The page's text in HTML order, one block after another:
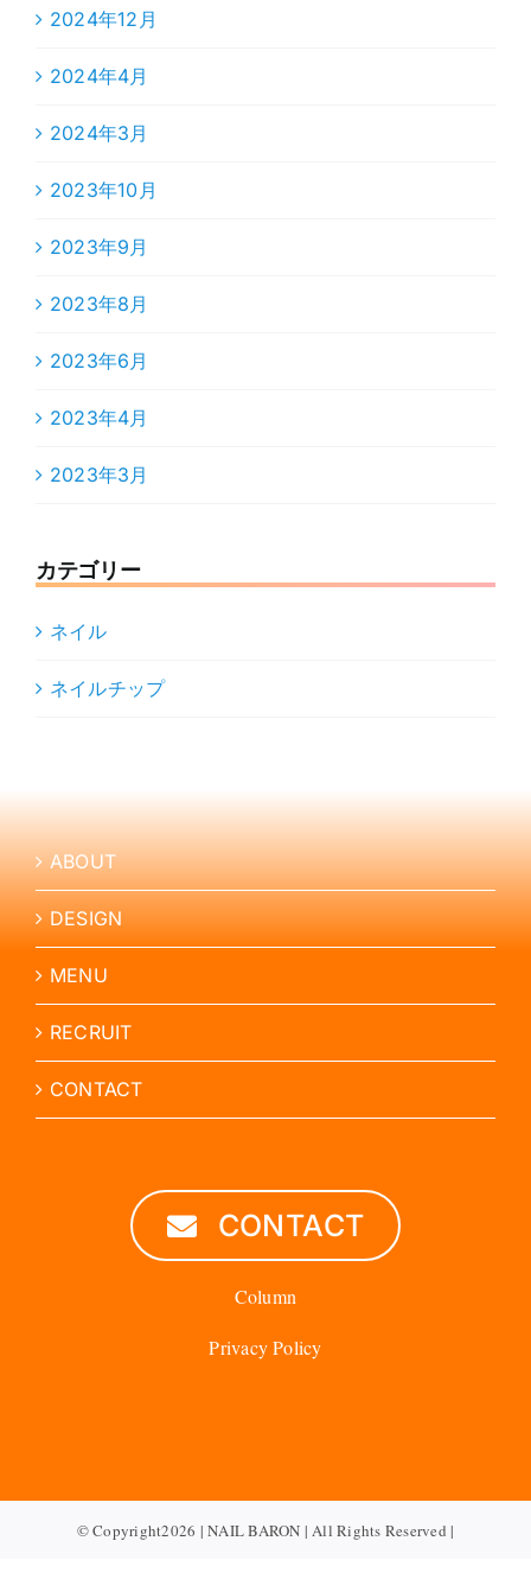
2024年12月
2024年4月
2024年3月
2023年10月
2023年9月
2023年8月
2023年6月
2023年4月
2023年3月
カテゴリー
ネイル
ネイルチップ
ABOUT
DESIGN
MENU
RECRUIT
CONTACT
CONTACT
Column
Privacy Policy
© Copyright2026 | NAIL BARON | All Rights Reserved |